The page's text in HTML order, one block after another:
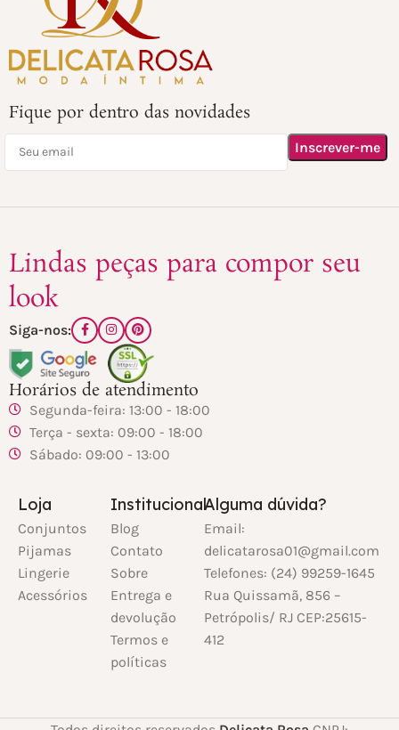
Fique por dentro das novidades
Lindas peças para compor seu
look
Siga-nos:
Horários de atendimento
Segunda-feira: 13:00 - 18:00
Terça - sexta: 09:00 - 18:00
Sábado: 09:00 - 13:00
Loja
Conjuntos
Pijamas
Lingerie
Acessórios
Institucional
Blog
Contato
Sobre
Entrega e
devolução
Termos e
políticas
Alguma dúvida?
Email:
delicatarosa01@gmail.com
Telefones: (24) 99259-1645
Rua Quissamã, 856 –
Petrópolis/ RJ CEP:25615-
412